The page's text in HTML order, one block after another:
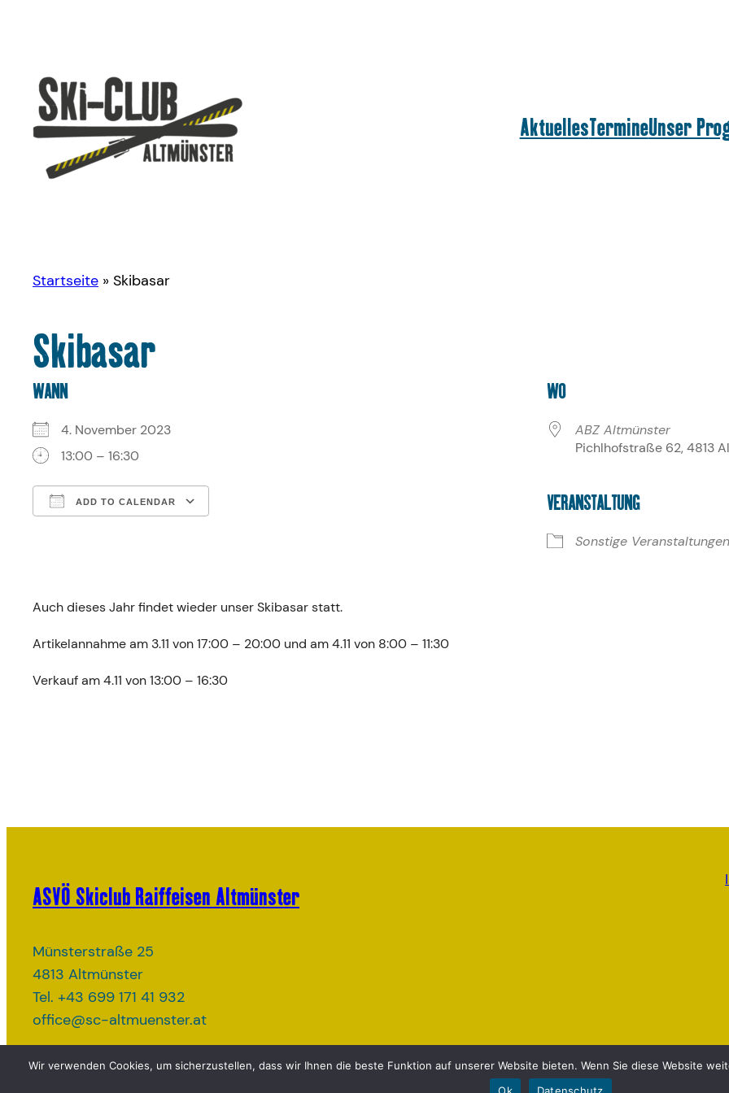
AktuellesTermineUnser
Startseite » Skibasar
Skibasar
WANN
4. November 2023
13:00 – 16:30
ADD TO CALENDAR
WO
ABZ Altmünster
Pichlhofstraße 62, 4813
VERANSTALTUNG
Sonstige Veranstaltungen
Auch dieses Jahr findet wieder unser Skibasar statt.
Artikelannahme am 3.11 von 17:00 – 20:00 und am 4.11 von 8:00 – 11:30
Verkauf am 4.11 von 13:00 – 16:30
ASVÖ Skiclub Raiffeisen Altmünster
Münsterstraße 25
4813 Altmünster
Tel. +43 699 171 41 932
office@sc-altmuenster.at
Wir verwenden Cookies, um sicherzustellen, dass wir Ihnen die beste Funktion auf unserer Website bieten. Wenn Sie diese Website
Ok
Datenschutz